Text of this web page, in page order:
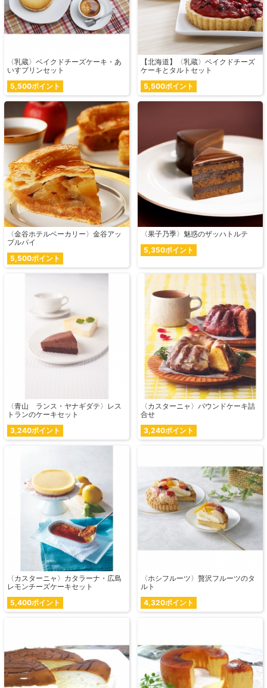
〈乳蔵〉ベイクドチーズケーキ・あ
いすプリンセット
5,500ポイント
【北海道】〈乳蔵〉ベイクドチーズ
ケーキとタルトセット
5,500ポイント
〈金谷ホテルベーカリー〉金谷アッ
プルパイ
5,500ポイント
〈果子乃季〉魅惑のザッハトルテ
5,350ポイント
〈青山 ランス・ヤナギダテ〉レス
トランのケーキセット
3,240ポイント
〈カスターニャ〉パウンドケーキ詰
合せ
3,240ポイント
〈カスターニャ〉カタラーナ・広島
レモンチーズケーキセット
5,400ポイント
〈ホシフルーツ〉贅沢フルーツのタ
ルト
4,320ポイント